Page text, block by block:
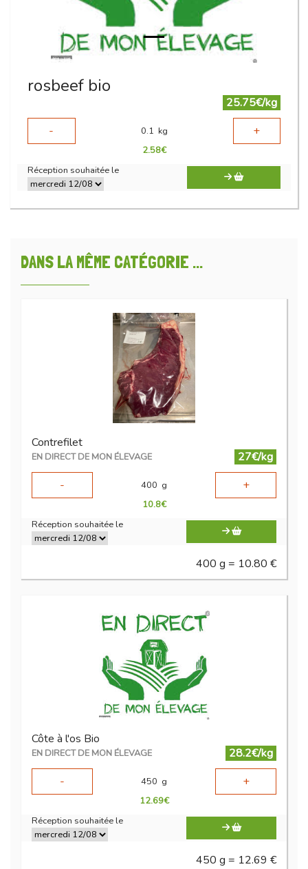
rosbeef bio
25.75€/kg
-
0.1 kg +
2.58€
Réception souhaitée le
DANS LA MÊME CATÉGORIE ...
Contrefilet
EN DIRECT DE MON ÉLEVAGE
27€/kg
-
400 g +
10.8€
Réception souhaitée le
400 g = 10.80 €
Côte à l'os Bio
EN DIRECT DE MON ÉLEVAGE
28.2€/kg
-
450 g +
12.69€
Réception souhaitée le
450 g = 12.69 €